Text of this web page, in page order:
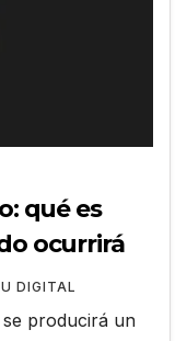
qué es
ocurrirá
DIGITAL
producirá un